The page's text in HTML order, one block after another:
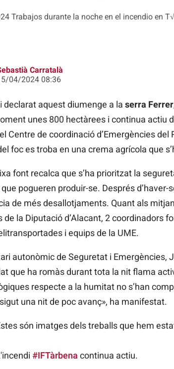
Trabajos durante la noche en el incendio en
Carratalà
04/2024 08:36
declarat aquest diumenge a la serra Ferrer
unes 800 hectàrees i continua actiu
Centre de coordinació d’Emergències
foc es troba en una crema agrícola que
font recalca que s’ha prioritzat la
pogueren produir-se. Després d’haver-
de més desallotjaments. Quant als
de la Diputació d’Alacant, 2 coordinadors
i equips de la UME.
autonòmic de Seguretat i
que ha romàs durant tota la nit flama
respecte a la humitat no s’han
una nit de poc avanç», ha manifestat.
són imatges dels treballs que hem
#IFTàrbena continua actiu.